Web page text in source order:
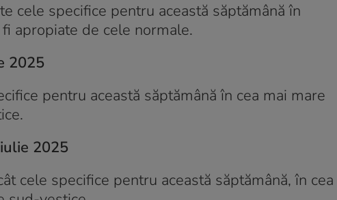
cele specifice pentru această săptămână în
apropiate de cele normale.
2025
pentru această săptămână în cea mai mare
2025
cele specifice pentru această săptămână, în cea